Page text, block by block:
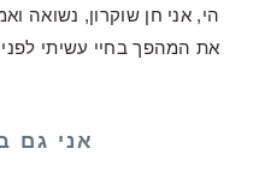
הי, אני חן שוקרון, נשואה
את המהפך בחיי עשיתי לפניי כ – 8 שנים
אני גם